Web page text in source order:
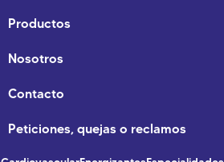
Productos
Nosotros
Contacto
Peticiones, quejas o reclamos